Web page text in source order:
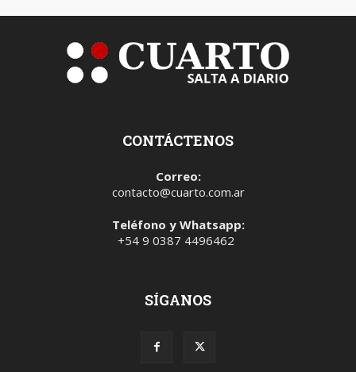
CONTÁCTENOS
Correo:
contacto@cuarto.com.ar
Teléfono y Whatsapp:
+54 9 0387 4496462
SÍGANOS